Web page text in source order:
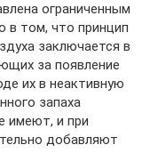
ограниченным
в том, что принцип
заключается в
за появление
их в неактивную
запаха
имеют, и при
добавляют